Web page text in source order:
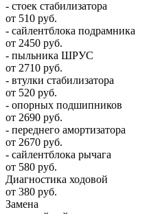
- стоек стабилизатора
от 510 руб.
- сайлентблока подрамника
от 2450 руб.
- пыльника ШРУС
от 2710 руб.
- втулки стабилизатора
от 520 руб.
- опорных подшипников
от 2690 руб.
- переднего амортизатора
от 2670 руб.
- сайлентблока рычага
от 580 руб.
Диагностика ходовой
от 380 руб.
Замена